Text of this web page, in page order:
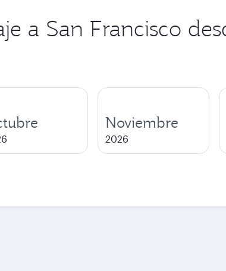
a San Francisco
Noviembre
2026